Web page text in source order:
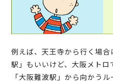
例えば、天王寺から行く場
駅」もいいけど、大阪メト
「大阪難波駅」から向かうル